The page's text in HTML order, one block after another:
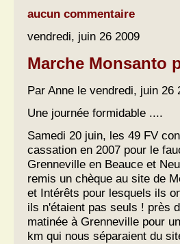
aucun commentaire
vendredi, juin 26 2009
Marche Monsanto
Par Anne le vendredi, juin 26
Une journée formidable ....
Samedi 20 juin, les 49 FV
cassation en 2007 pour le
Grenneville en Beauce et
remis un chèque au site de
et Intérêts pour lesquels ils
ils n'étaient pas seuls ! près
matinée à Grenneville pour
km qui nous séparaient du